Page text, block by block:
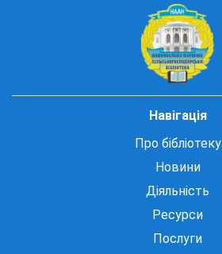
Навігація
Про бібліотеку
Новини
Діяльність
Ресурси
Послуги